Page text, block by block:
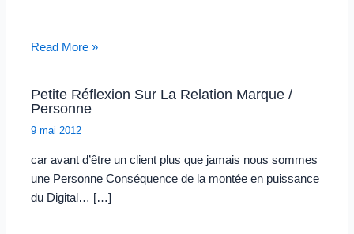
Read More »
Petite Réflexion Sur La Relation Marque /
Personne
9 mai 2012
car avant d’être un client plus que jamais nous sommes
une Personne Conséquence de la montée en puissance
du Digital… […]